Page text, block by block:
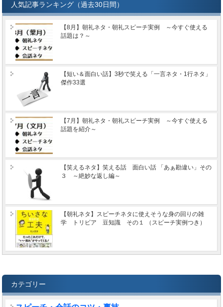
人気記事ランキング（過去30日間）
【8月】朝礼ネタ・朝礼スピーチ実例 ～今すぐ使える
話題は？～
【短い＆面白い話】3秒で笑える「一言ネタ・1行ネタ」
傑作33選
【7月】朝礼ネタ・朝礼スピーチ実例 ～今すぐ使える
話題を紹介～
【笑えるネタ】笑える話 面白い話 「あぁ勘違い」その
３ ～絶妙な返し編～
【朝礼ネタ】スピーチネタに使えそうな身の回りの雑
学 トリビア 豆知識 その１ （スピーチ実例つき）
カテゴリー